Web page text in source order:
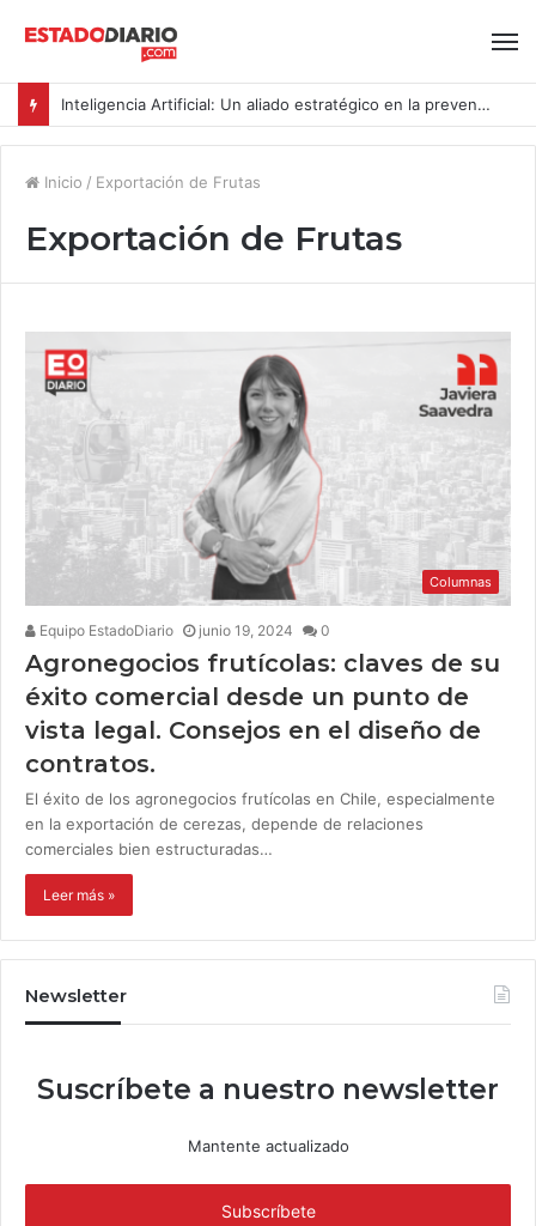
Inteligencia Artificial: Un aliado estratégico en la prevención del acoso y la violencia laboral bajo la Ley Karin
Inicio / Exportación de Frutas
Exportación de Frutas
Columnas
Equipo EstadoDiario junio 19, 2024 0
Agronegocios frutícolas: claves de su
éxito comercial desde un punto de
vista legal. Consejos en el diseño de
contratos.
El éxito de los agronegocios frutícolas en Chile, especialmente
en la exportación de cerezas, depende de relaciones
comerciales bien estructuradas…
Leer más »
Newsletter
Suscríbete a nuestro newsletter
Mantente actualizado